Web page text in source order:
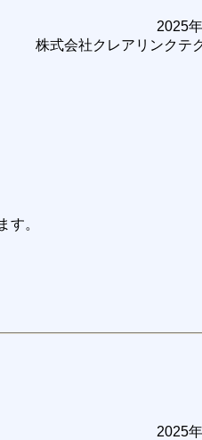
2025
株式会社クレアリンクテ
す。
2025